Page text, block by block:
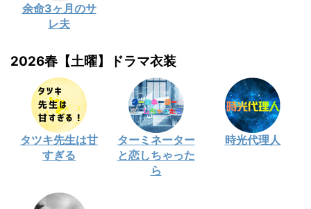
余命3ヶ月のサ
レ夫
2026春【土曜】ドラマ衣装
タツキ先生は甘
すぎる
ターミネーター
と恋しちゃった
ら
時光代理人